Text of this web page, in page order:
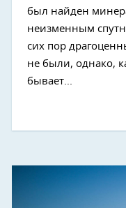
был найден
неизменным
сих пор
не были, однако,
бывает...